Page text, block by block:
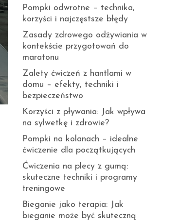
Pompki odwrotne – technika,
korzyści i najczęstsze błędy
Zasady zdrowego odżywiania w
kontekście przygotowań do
maratonu
Zalety ćwiczeń z hantlami w
domu – efekty, techniki i
bezpieczeństwo
Korzyści z pływania: Jak wpływa
na sylwetkę i zdrowie?
Pompki na kolanach – idealne
ćwiczenie dla początkujących
Ćwiczenia na plecy z gumą:
skuteczne techniki i programy
treningowe
Bieganie jako terapia: Jak
bieganie może być skuteczną